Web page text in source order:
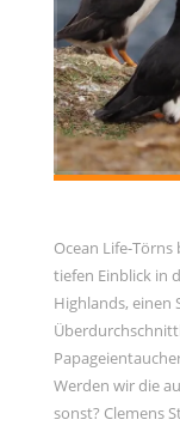
Ocean Life-
tiefen Einblick in
Highlands, einen
Werden wir die
sonst? Clemens